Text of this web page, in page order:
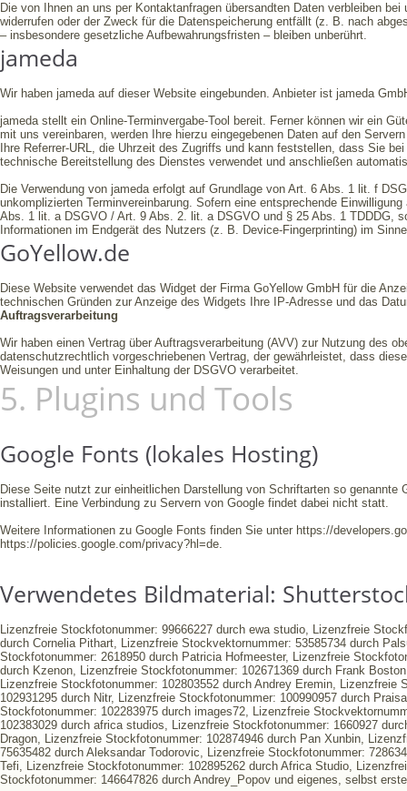
Die von Ihnen an uns per Kontaktanfragen übersandten Daten verbleiben
widerrufen oder der Zweck für die Datenspeicherung entfällt (z. B. nach
– insbesondere gesetzliche Aufbewahrungsfristen – bleiben unberührt.
jameda
Wir haben jameda auf dieser Website eingebunden. Anbieter ist jameda
jameda stellt ein Online-Terminvergabe-Tool bereit. Ferner können wir ein
mit uns vereinbaren, werden Ihre hierzu eingegebenen Daten auf den
Ihre Referrer-URL, die Uhrzeit des Zugriffs und kann feststellen, dass Sie
technische Bereitstellung des Dienstes verwendet und anschließen
Die Verwendung von jameda erfolgt auf Grundlage von Art. 6 Abs. 1 lit. f
unkomplizierten Terminvereinbarung. Sofern eine entsprechende
Abs. 1 lit. a DSGVO / Art. 9 Abs. 2. lit. a DSGVO und § 25 Abs. 1 TDDDG,
Informationen im Endgerät des Nutzers (z. B. Device-Fingerprinting) im
GoYellow.de
Diese Website verwendet das Widget der Firma GoYellow GmbH für die
technischen Gründen zur Anzeige des Widgets Ihre IP-Adresse und das
Auftragsverarbeitung
Wir haben einen Vertrag über Auftragsverarbeitung (AVV) zur Nutzung des
datenschutzrechtlich vorgeschriebenen Vertrag, der gewährleistet, dass
Weisungen und unter Einhaltung der DSGVO verarbeitet.
5. Plugins und Tools
Google Fonts (lokales Hosting)
Diese Seite nutzt zur einheitlichen Darstellung von Schriftarten so
installiert. Eine Verbindung zu Servern von Google findet dabei nicht statt.
Weitere Informationen zu Google Fonts finden Sie unter https://
https://policies.google.com/privacy?hl=de.
Verwendetes Bildmaterial:
Lizenzfreie Stockfotonummer: 99666227 durch ewa studio, Lizenzfreie
durch Cornelia Pithart, Lizenzfreie Stockvektornummer: 53585734 durch
Stockfotonummer: 2618950 durch Patricia Hofmeester, Lizenzfreie
durch Kzenon, Lizenzfreie Stockfotonummer: 102671369 durch Frank
Lizenzfreie Stockfotonummer: 102803552 durch Andrey Eremin,
102931295 durch Nitr, Lizenzfreie Stockfotonummer: 100990957 durch
Stockfotonummer: 102283975 durch images72, Lizenzfreie
102383029 durch africa studios, Lizenzfreie Stockfotonummer: 1660927
Dragon, Lizenzfreie Stockfotonummer: 102874946 durch Pan Xunbin,
75635482 durch Aleksandar Todorovic, Lizenzfreie Stockfotonummer:
Tefi, Lizenzfreie Stockfotonummer: 102895262 durch Africa Studio,
Stockfotonummer: 146647826 durch Andrey_Popov und eigenes, selbst